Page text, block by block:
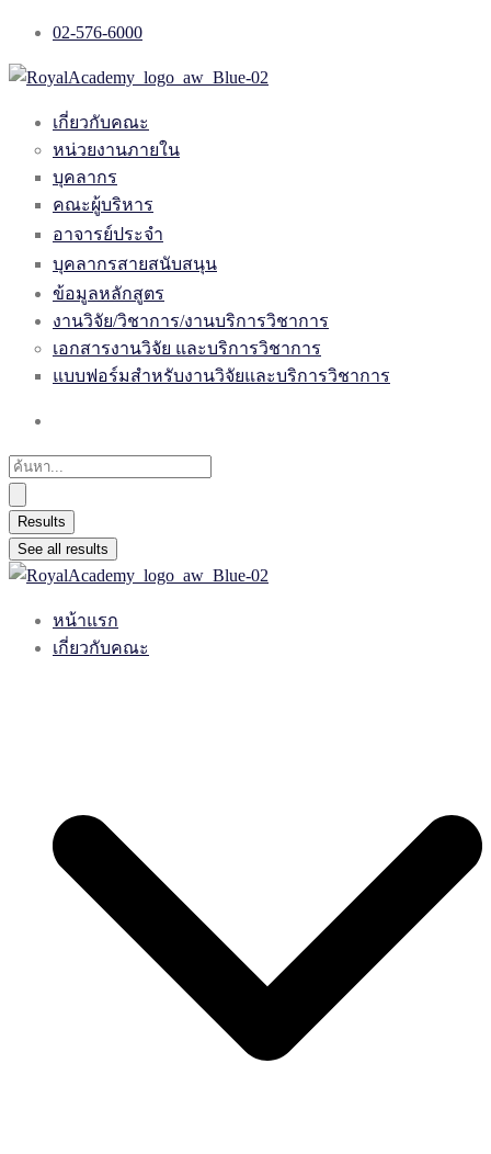
02-576-6000
เกี่ยวกับคณะ
หน่วยงานภายใน
บุคลากร
คณะผู้บริหาร
อาจารย์ประจำ
บุคลากรสายสนับสนุน
ข้อมูลหลักสูตร
งานวิจัย/วิชาการ/งานบริการวิชาการ
เอกสารงานวิจัย และบริการวิชาการ
แบบฟอร์มสำหรับงานวิจัยและบริการวิชาการ
Results
See all results
หน้าแรก
เกี่ยวกับคณะ